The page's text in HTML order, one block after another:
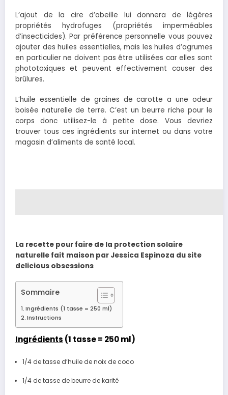
L’ajout de la cire d’abeille lui donnera de légères
propriétés hydrofuges (propriétés imperméables
d’insecticides). Par préférence personnelle vous pouvez
ajouter des huiles essentielles, mais les huiles d’agrumes
en particulier ne doivent pas être utilisées car elles sont
phototoxiques et peuvent effectivement causer des
brûlures.
L’huile essentielle de graines de carotte a une odeur
boisée naturelle de terre. C’est un beurre riche pour le
corps donc utilisez-le à petite dose. Vous devriez
trouver tous ces ingrédients sur internet ou dans votre
magasin d’aliments de santé local.
La recette pour faire de la protection solaire
naturelle fait maison par Jessica Espinoza du site
delicious obsessions
Sommaire
Ingrédients (1 tasse = 250 ml)
Instructions
Ingrédients (1 tasse = 250 ml)
1/4 de tasse d’huile de noix de coco
1/4 de tasse de beurre de karité